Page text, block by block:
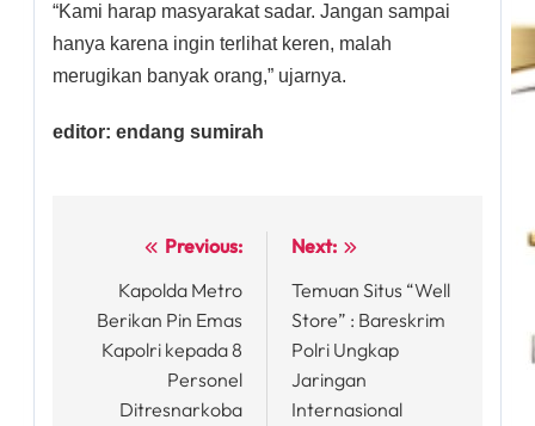
“Kami harap masyarakat sadar. Jangan sampai
hanya karena ingin terlihat keren, malah
merugikan banyak orang,” ujarnya.
editor: endang sumirah
navigation
Previous:
Kapolda Metro
Berikan Pin Emas
Kapolri kepada 8
Personel
Ditresnarkoba
Next:
Temuan Situs “Well
Store” : Bareskrim
Polri Ungkap
Jaringan
Internasional